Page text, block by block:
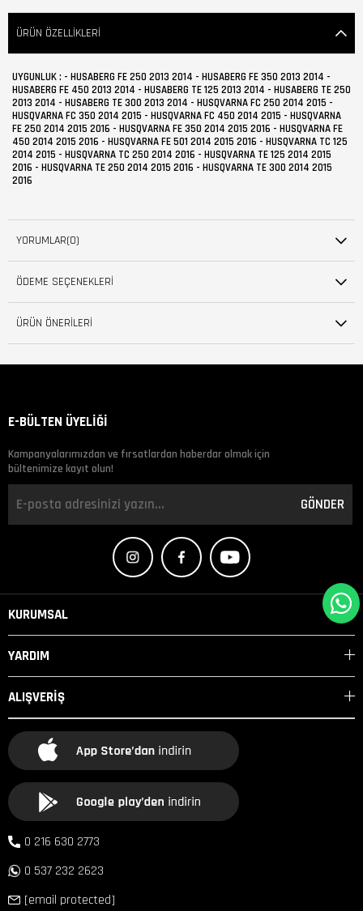
ÜRÜN ÖZELLIKLERI
UYGUNLUK : - HUSABERG FE 250 2013 2014 - HUSABERG FE 350 2013 2014 -
HUSABERG FE 450 2013 2014 - HUSABERG TE 125 2013 2014 - HUSABERG TE 250
2013 2014 - HUSABERG TE 300 2013 2014 - HUSQVARNA FC 250 2014 2015 -
HUSQVARNA FC 350 2014 2015 - HUSQVARNA FC 450 2014 2015 - HUSQVARNA
FE 250 2014 2015 2016 - HUSQVARNA FE 350 2014 2015 2016 - HUSQVARNA FE
450 2014 2015 2016 - HUSQVARNA FE 501 2014 2015 2016 - HUSQVARNA TC 125
2014 2015 - HUSQVARNA TC 250 2014 2016 - HUSQVARNA TE 125 2014 2015
2016 - HUSQVARNA TE 250 2014 2015 2016 - HUSQVARNA TE 300 2014 2015
2016
YORUMLAR(0)
ÖDEME SEÇENEKLERI
ÜRÜN ÖNERILERI
E-BÜLTEN ÜYELİĞİ
Kampanyalarımızdan ve fırsatlardan haberdar olmak için
bültenimize kayıt olun!
GÖNDER
KURUMSAL
YARDIM
ALIŞVERİŞ
0 216 630 2773
0 537 232 2623
[email protected]